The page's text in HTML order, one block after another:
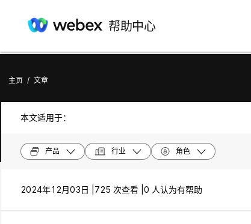
帮助中心
主页 / 文章
本文适用于：
产品 行业 角色
2024年12月03日 | 725 次查看 | 0 人认为有帮助